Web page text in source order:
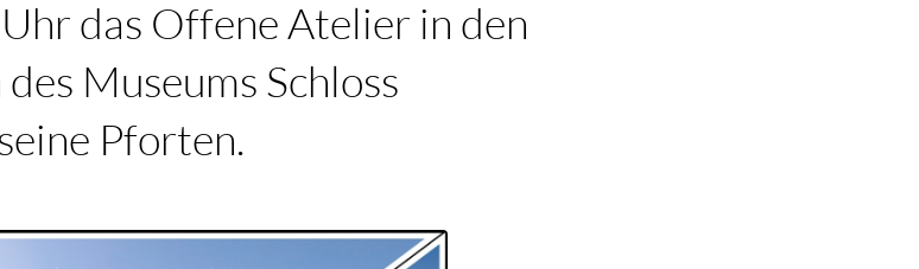
das Offene Atelier in den
Museums Schloss
Pforten.